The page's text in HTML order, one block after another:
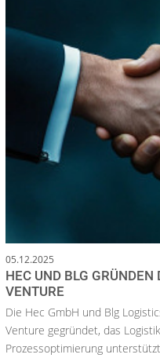
05.12.2025
HEC UND BLG
VENTURE
Die Hec GmbH und Blg
Venture gegründet, das
Prozessoptimierung